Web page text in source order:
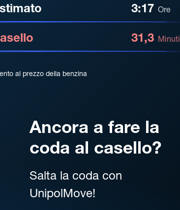
3:17 Ore
31,3 Minuti
al prezzo della benzina
Ancora a fare la
coda al casello?
Salta la coda con
UnipolMove!